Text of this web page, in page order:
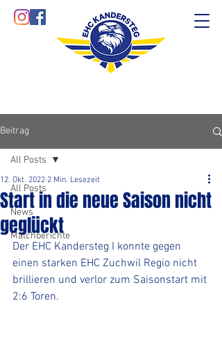
Beitrag
All Posts
News
Matchberichte
All Posts
Start in die neue Saison nicht
geglückt
12. Okt. 2022 2 Min. Lesezeit
Der EHC Kandersteg I konnte gegen
einen starken EHC Zuchwil Regio nicht
brillieren und verlor zum Saisonstart mit
2:6 Toren.